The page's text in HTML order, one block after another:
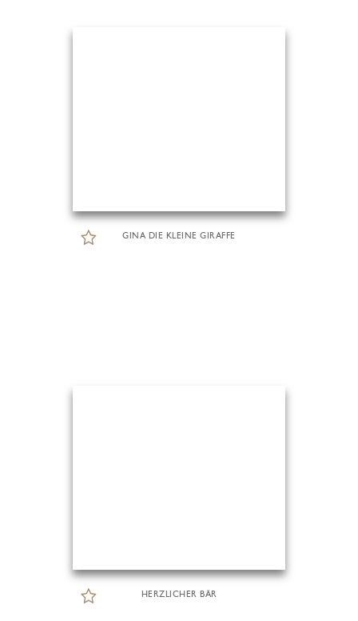
GINA DIE KLEINE GIRAFFE
HERZLICHER BÄR